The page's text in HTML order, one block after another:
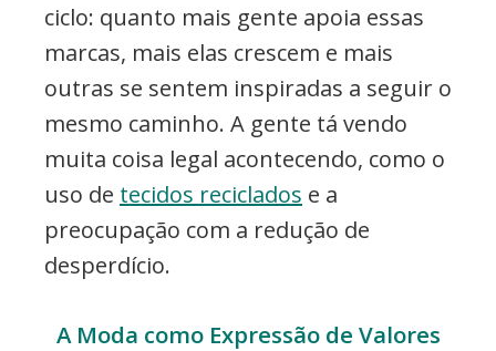
ciclo: quanto mais gente apoia essas
marcas, mais elas crescem e mais
outras se sentem inspiradas a seguir o
mesmo caminho. A gente tá vendo
muita coisa legal acontecendo, como o
uso de tecidos reciclados e a
preocupação com a redução de
desperdício.
A Moda como Expressão de Valores